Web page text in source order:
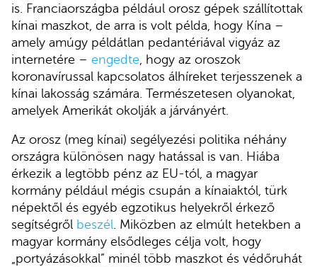
is. Franciaországba például orosz gépek szállítottak
kínai maszkot, de arra is volt példa, hogy Kína –
amely amúgy példátlan pedantériával vigyáz az
internetére – engedte , hogy az oroszok
koronavírussal kapcsolatos álhíreket terjesszenek a
kínai lakosság számára. Természetesen olyanokat,
amelyek Amerikát okolják a járványért.
Az orosz (meg kínai) segélyezési politika néhány
országra különösen nagy hatással is van. Hiába
érkezik a legtöbb pénz az EU-tól, a magyar
kormány például mégis csupán a kínaiaktól, türk
népektől és egyéb egzotikus helyekről érkező
segítségről beszél. Miközben az elmúlt hetekben a
magyar kormány elsődleges célja volt, hogy
„portyázásokkal” minél több maszkot és védőruhát